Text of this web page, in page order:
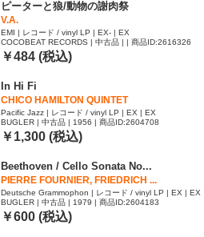
ピーターと狼/動物の謝肉祭
V.A.
EMI | レコード / vinyl LP | EX- | EX
COCOBEAT RECORDS | 中古品 | | 商品ID:2616326
￥484 (税込)
In Hi Fi
CHICO HAMILTON QUINTET
Pacific Jazz | レコード / vinyl LP | EX | EX
BUGLER | 中古品 | 1956 | 商品ID:2604708
￥1,300 (税込)
Beethoven / Cello Sonata No...
PIERRE FOURNIER, FRIEDRICH ...
Deutsche Grammophon | レコード / vinyl LP | EX | EX
BUGLER | 中古品 | 1979 | 商品ID:2604183
￥600 (税込)